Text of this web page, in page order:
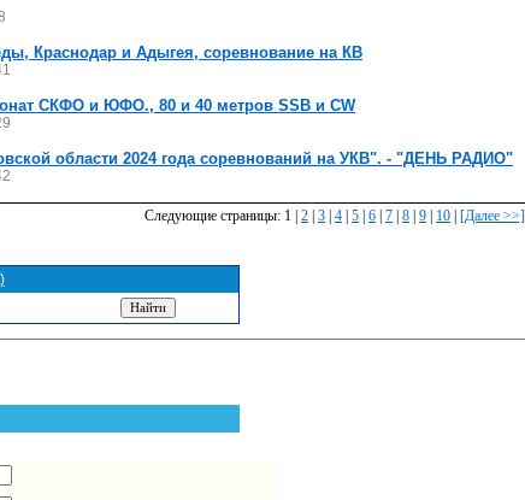
Краснодар и Адыгея, соревнование на КВ
СКФО и ЮФО., 80 и 40 метров SSB и CW
области 2024 года соревнований на УКВ". - "ДЕНЬ РАДИО"
Следующие страницы: 1 | 2 3 4 5 6 7 8 9 10 [Далее >>]